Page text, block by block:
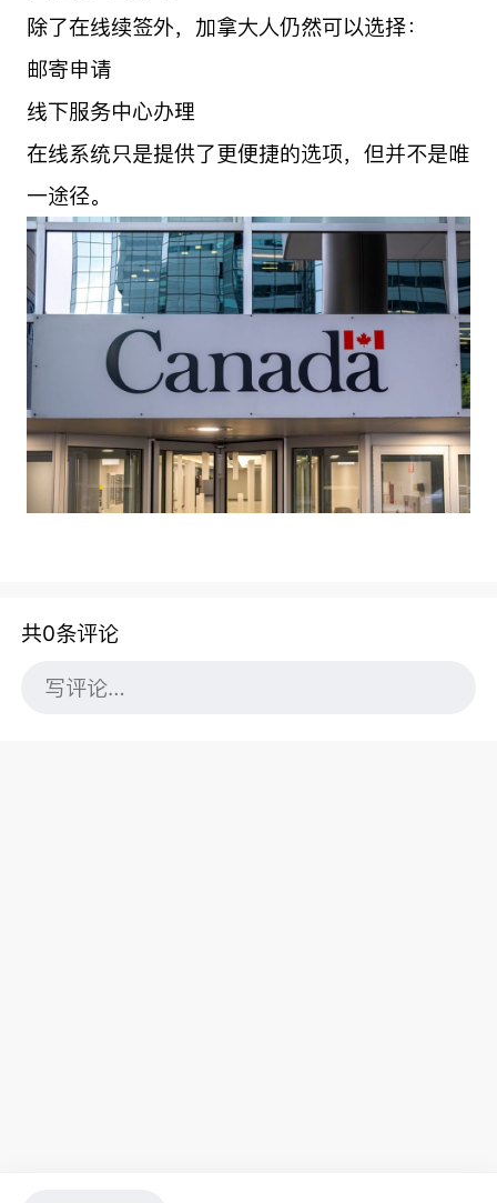
除了在线续签外，加拿大人仍然可以选择：
邮寄申请
线下服务中心办理
在线系统只是提供了更便捷的选项，但并不是唯
一途径。
共0条评论